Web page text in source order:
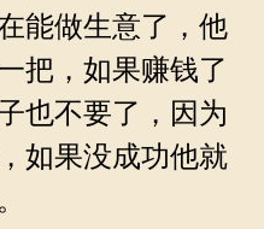
能做生意了，他
把，如果赚钱了
也不要了，因为
如果没成功他就